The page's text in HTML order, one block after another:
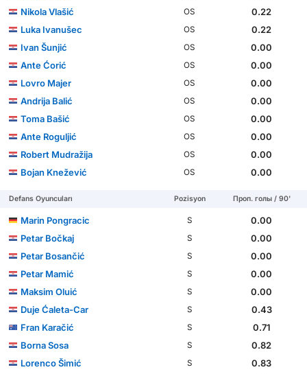
Nikola Vlašić
OS
0.22
Luka Ivanušec
OS
0.22
Ivan Šunjić
OS
0.00
Ante Ćorić
OS
0.00
Lovro Majer
OS
0.00
Andrija Balić
OS
0.00
Toma Bašić
OS
0.00
Ante Roguljić
OS
0.00
Robert Mudražija
OS
0.00
Bojan Knežević
OS 0.00
Defans Oyuncuları Pozisyon Проп. голы / 90'
Marin Pongracic S
0.00
Petar Bočkaj
S
0.00
Petar Bosančić
S
0.00
Petar Mamić
S
0.00
Maksim Oluić
S
0.00
Duje Ćaleta-Car
S
0.43
Fran Karačić
S
0.71
Borna Sosa
S
0.82
Lorenco Šimić
S
0.83